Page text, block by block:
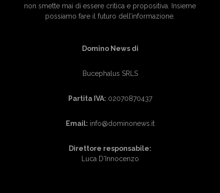
non smette mai di essere critica e propositiva. Insieme
possiamo fare il futuro dell’informazione.
Domino News di
Bucephalus SRLS
Partita IVA: 02070870437
Email: info@dominonews.it
Direttore responsabile:
Luca D'Innocenzo